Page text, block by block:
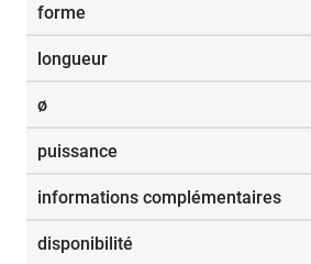
forme
burin étroit
longueur
78,0 mm
119,0 mm (1)
ø
5,1 mm (2)
7,8 mm (1)
puissance
informations complémentaires
document
disponibilité